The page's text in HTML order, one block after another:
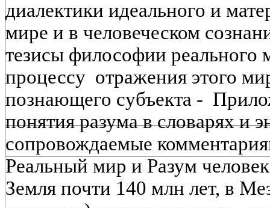
диалектики идеального и
мире и в человеческом
тезисы философии реального
процессу отражения этого
познающего субъекта -
понятия разума в словарях и
сопровождаемые
Реальный мир и Разум
Земля почти 140 млн лет, в